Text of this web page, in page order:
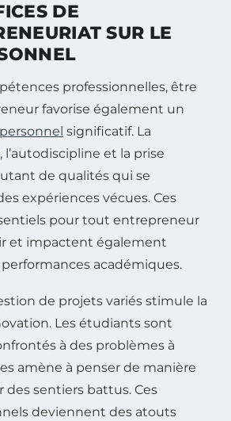
DE
SUR LE
professionnelles, être
favorise également un
significatif. La
, l’autodiscipline et la prise
de qualités qui se
expériences vécues. Ces
pour tout entrepreneur
et impactent également
académiques.
de projets variés stimule la
Les étudiants sont
à des problèmes à
amène à penser de manière
des sentiers battus. Ces
deviennent des atouts